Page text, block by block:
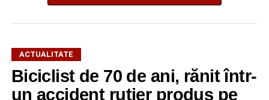
ACTUALITATE
Biciclist de 70 de ani, rănit într-
un accident rutier produs pe